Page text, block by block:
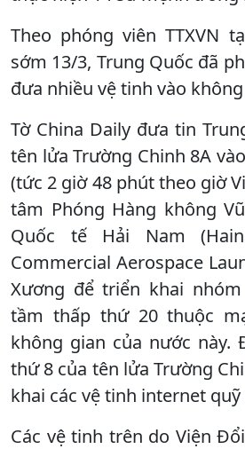
Theo phóng viên TTXVN
sớm 13/3, Trung Quốc đã
đưa nhiều vệ tinh vào
Tờ China Daily đưa tin
tên lửa Trường Chinh 8A
(tức 2 giờ 48 phút theo giờ
tâm Phóng Hàng không
Quốc tế Hải Nam
Commercial Aerospace
Xương để triển khai
tầm thấp thứ 20 thuộc
không gian của nước này.
thứ 8 của tên lửa Trường
khai các vệ tinh internet
Các vệ tinh trên do Viện